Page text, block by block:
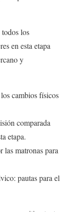
los
en esta etapa
y
cambios físicos
comparada
etapa.
las matronas para
pautas para el